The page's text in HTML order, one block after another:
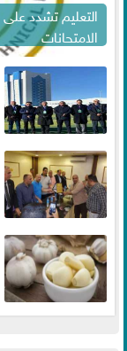
الامتحانات